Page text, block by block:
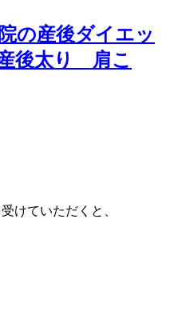
の産後ダイエッ
後太り 肩こ
けていただくと、